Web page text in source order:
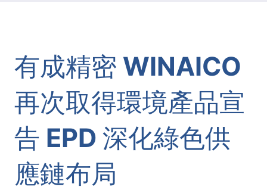
有成精密 WINAICO
再次取得環境產品宣
告 EPD 深化綠色供
應鏈布局